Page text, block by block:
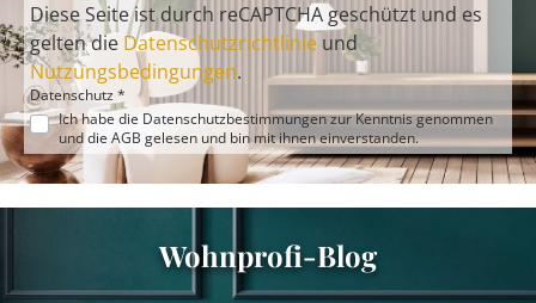
Diese Seite ist durch reCAPTCHA geschützt und es
gelten die Datenschutzrichtlinie und
Nutzungsbedingungen.
Datenschutz *
Ich habe die Datenschutzbestimmungenzur Kenntnis genommen
und die AGB gelesen und bin mit ihnen einverstanden.
Wohnprofi-Blog